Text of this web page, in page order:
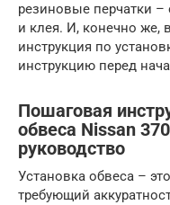
резиновые перчатки –
и клея. И, конечно же,
инструкция по
инструкцию перед
Пошаговая
обвеса Nissan
руководство
Установка обвеса –
требующий